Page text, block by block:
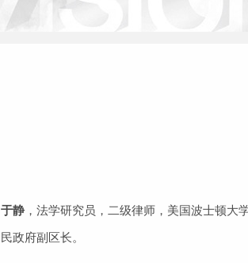
于静，法学研究员，二级律师，美国波士顿大
民政府副区长。